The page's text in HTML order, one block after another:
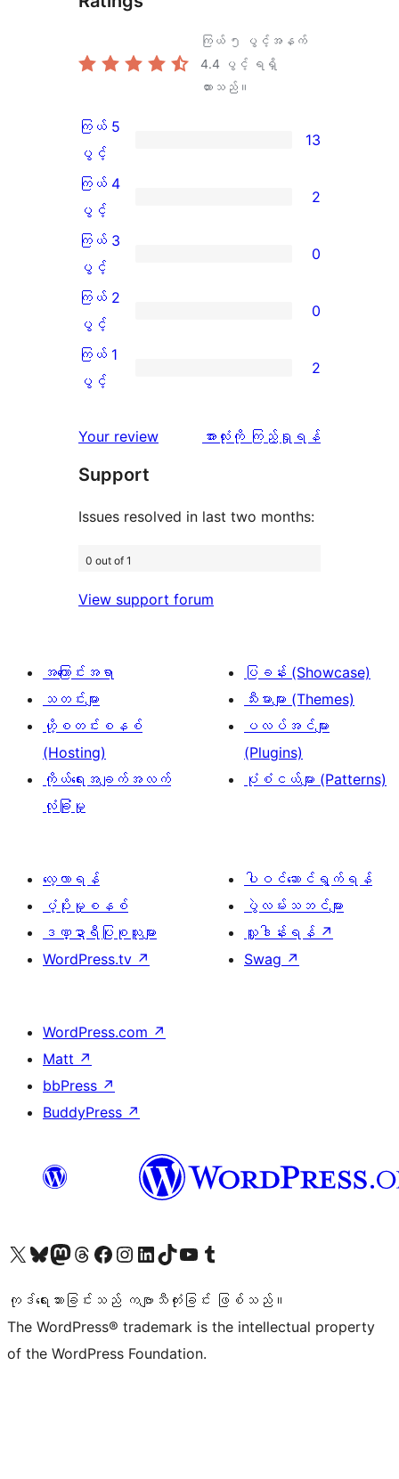
ကြယ် ၅ ပွင့်အနက်
4.4 ပွင့် ရရှိ
ထားသည်။
ကြယ်
5
ပွင့်
အဆင့်
သုံးသပ်
ကြယ် 5
ပွင့်
13
ကြယ်
4
ပွင့်
အဆင့်
သုံးသပ်
ကြယ် 4
ပွင့်
2
ကြယ်
3
ပွင့်
အဆင့်
သုံးသပ်
ကြယ် 3
ပွင့်
0
ကြယ်
2
ပွင့်
သုံးသပ်
0
စောင်
ကြယ် 2
ပွင့်
0
ကြယ်
ပွင့်
သုံးသပ်
ချက်
စောင်
ကြယ် 1
ပွင့်
2
Your review
သုံးသပ်
အားလုံးကို ကြည့်ရှုရန်
Support
Issues resolved in last two months:
0 out of 1
View support forum
အကြောင်းအရာ
သတင်းများ
ဟို့စတင်းစနစ်
(Hosting)
ကိုယ်ရေးအချက်အလက်
လုံခြုံမှု
ပြခန်း (Showcase)
သီးမားများ (Themes)
ပလပ်အင်များ
(Plugins)
ပုံစံငယ်များ (Patterns)
လေ့လာရန်
ပံ့ပိုးမှုစနစ်
ဒဏ္ဍာရီပြုစုသူများ
WordPress.tv ↗
ပါဝင်ဆောင်ရွက်ရန်
ပွဲလမ်းသဘင်များ
လှူဒါန်းရန် ↗
Swag ↗
WordPress.com ↗
Matt ↗
bbPress ↗
BuddyPress ↗
ကျွန်ုပ်တို့၏ X (ယခင် Twitter) အကောင့်သို့ သွားရောက်ကြည့်ရှုပါကျွန်ုပ်တို့၏ Bluesky အကောင့်သို့ ဝင်ရောက်ကြည့်ရှုရန်
ကျွန်ုပ်တို့၏ Mastodon အကောင့်သို့ သွားရောက်ကြည့်ရှုပါကျွန်ုပ်တို့၏ Threads အကောင့်သို့ ဝင်ရောက်ကြည့်ရှုရန်
ကျွန်ုပ်တို့၏ Facebook စာမျက်နှာသို့ သွားရောက်ကြည့်ရှုပါကျွန်ုပ်တို့၏ Instagram အကောင့်သို့ သွားရောက်ကြည့်ရှုပါ ကျွန်ုပ်တို့၏ LinkedIn အကောင့်သို့ သွားရောက်ကြည့်ရှုပါကျွန်ုပ်တို့၏ TikTok အကောင့်သို့ ဝင်ရောက်ကြည့်ရှုရန်
ကျွန်ုပ်တို့၏ YouTube ချန်နယ်သို့ သွားရောက်ကြည့်ရှုပါ ကျွန်ုပ်တို့၏ Tumblr အကောင့်သို့ ဝင်ရောက်ကြည့်ရှုရန်
ကုဒ်ရေးသားခြင်းသည် ကဗျာသီကုံးခြင်း ဖြစ်သည်။
The WordPress® trademark is the intellectual property
of the WordPress Foundation.